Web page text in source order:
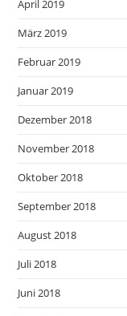
April 2019
März 2019
Februar 2019
Januar 2019
Dezember 2018
November 2018
Oktober 2018
September 2018
August 2018
Juli 2018
Juni 2018